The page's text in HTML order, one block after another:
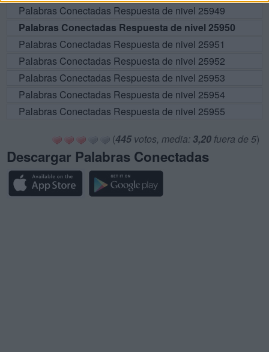
Palabras Conectadas Respuesta de nivel 25949
Palabras Conectadas Respuesta de nivel 25950
Palabras Conectadas Respuesta de nivel 25951
Palabras Conectadas Respuesta de nivel 25952
Palabras Conectadas Respuesta de nivel 25953
Palabras Conectadas Respuesta de nivel 25954
Palabras Conectadas Respuesta de nivel 25955
(445votos, media: 3,20 fuera de 5)
Descargar Palabras Conectadas